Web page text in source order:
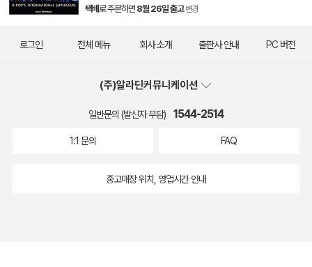
택배로 주문하면 8월 26일 출고 변경
로그인 전체 메뉴 회사 소개 출판사 안내 PC 버전
(주)알라딘커뮤니케이션
일반문의 (발신자 부담) 1544-2514
1:1 문의 FAQ
중고매장 위치, 영업시간 안내